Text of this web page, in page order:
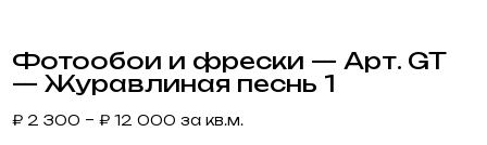
Фотообои и фрески — Арт. GT
— Журавлиная песнь 1
₽ 2 300 – ₽ 12 000 за кв.м.